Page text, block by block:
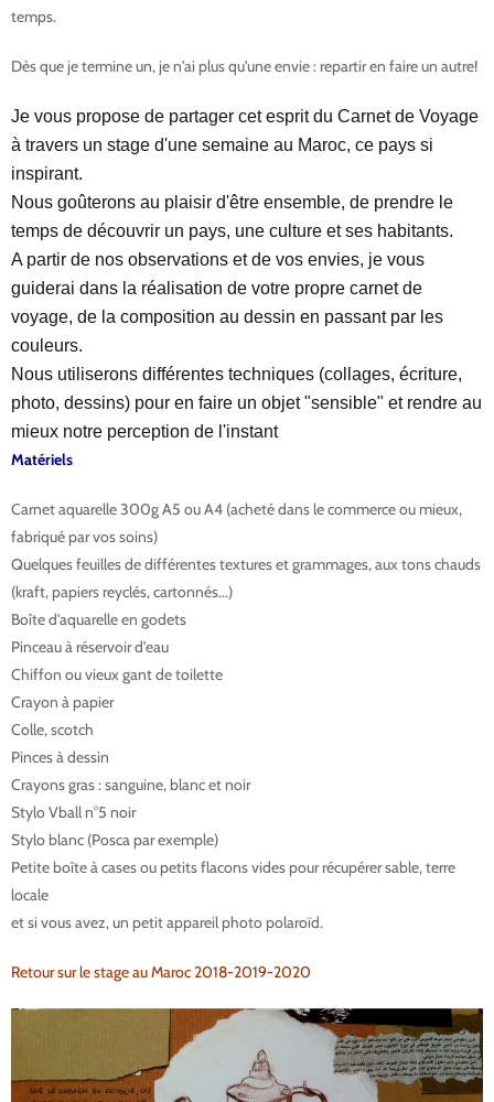
temps.
Dès que je termine un, je n'ai plus qu'une envie : repartir en faire un autre!
Je vous propose de partager cet esprit du Carnet de Voyage
à travers un stage d'une semaine au Maroc, ce pays si
inspirant.
Nous goûterons au plaisir d'être ensemble, de prendre le
temps de découvrir un pays, une culture et ses habitants.
A partir de nos observations et de vos envies, je vous
guiderai dans la réalisation de votre propre carnet de
voyage, de la composition au dessin en passant par les
couleurs.
Nous utiliserons différentes techniques (collages, écriture,
photo, dessins) pour en faire un objet "sensible" et rendre au
mieux notre perception de l'instant
Matériels
Carnet aquarelle 300g A5 ou A4 (acheté dans le commerce ou mieux,
fabriqué par vos soins)
Quelques feuilles de différentes textures et grammages, aux tons chauds
(kraft, papiers reyclés, cartonnés...)
Boîte d'aquarelle en godets
Pinceau à réservoir d'eau
Chiffon ou vieux gant de toilette
Crayon à papier
Colle, scotch
Pinces à dessin
Crayons gras : sanguine, blanc et noir
Stylo Vball n°5 noir
Stylo blanc (Posca par exemple)
Petite boîte à cases ou petits flacons vides pour récupérer sable, terre
locale
et si vous avez, un petit appareil photo polaroïd.
Retour sur le stage au Maroc 2018-2019-2020